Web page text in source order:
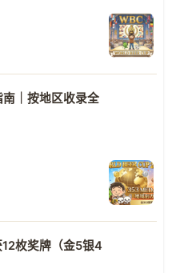
｜按地区收录全
枚奖牌（金5银4